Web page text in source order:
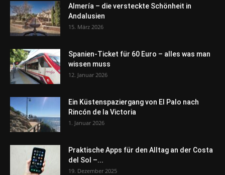
Almería – die versteckte Schönheit in
Andalusien
15. März 2026
Spanien-Ticket für 60 Euro – alles was man
wissen muss
12. Januar 2026
Ein Küstenspaziergang von El Palo nach
Rincón de la Victoria
1. Januar 2026
Praktische Apps für den Alltag an der Costa
del Sol –...
19. Dezember 2025